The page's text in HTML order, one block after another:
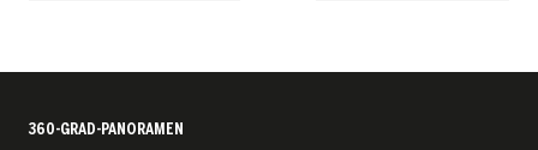
360-GRAD-PANORAMEN